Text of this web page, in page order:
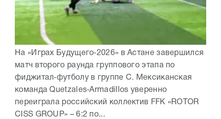
На «Играх Будущего‑2026» в Астане завершился
матч второго раунда группового этапа по
фиджитал‑футболу в группе C. Мексиканская
команда Quetzales‑Armadillos уверенно
переиграла российский коллектив FFK «ROTOR
CISS GROUP» – 6:2 по...